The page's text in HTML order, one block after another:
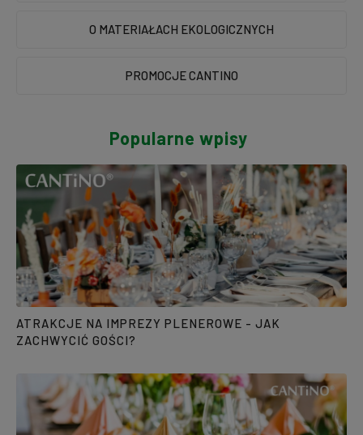
O MATERIAŁACH EKOLOGICZNYCH
PROMOCJE CANTINO
Popularne wpisy
ATRAKCJE NA IMPREZY PLENEROWE - JAK
ZACHWYCIĆ GOŚCI?